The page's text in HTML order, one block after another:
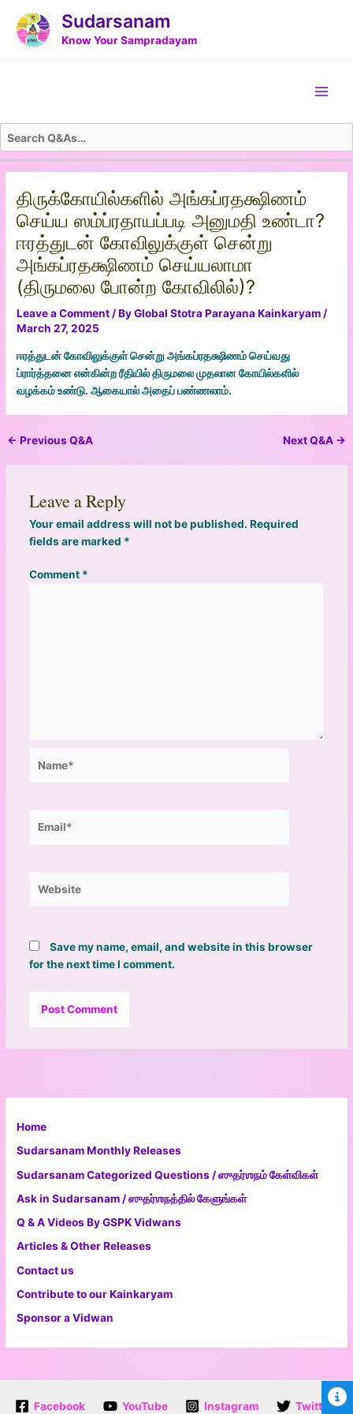
content
Sudarsanam
Know Your Sampradayam
திருக்கோயில்களில் அங்கப்ரதக்ஷிணம்
செய்ய ஸம்ப்ரதாயப்படி அனுமதி உண்டா?
ஈரத்துடன் கோவிலுக்குள் சென்று
அங்கப்ரதக்ஷிணம் செய்யலாமா
(திருமலை போன்ற கோவிலில்)?
Leave a Comment / ByGlobal Stotra Parayana Kainkaryam /
March 27, 2025
ஈரத்துடன் கோவிலுக்குள் சென்று அங்கப்ரதக்ஷிணம் செய்வது
ப்ரார்த்தனை என்கின்ற ரீதியில் திருமலை முதலான கோயில்களில்
வழக்கம் உண்டு. ஆகையால் அதைப் பண்ணலாம்.
navigation
← Previous Q&A Next Q&A →
Leave a Reply
Your email address will not be published. Required
fields are marked *
Comment *
Save my name, email, and website in this browser
for the next time I comment.
Home
Sudarsanam Monthly Releases
Sudarsanam Categorized Questions / ஸுதர்ஶநம் கேள்விகள்
Ask in Sudarsanam / ஸுதர்ஶநத்தில் கேளுங்கள்
Q & A Videos By GSPK Vidwans
Articles & Other Releases
Contact us
Contribute to our Kainkaryam
Sponsor a Vidwan
Facebook YouTube Instagram Twitter